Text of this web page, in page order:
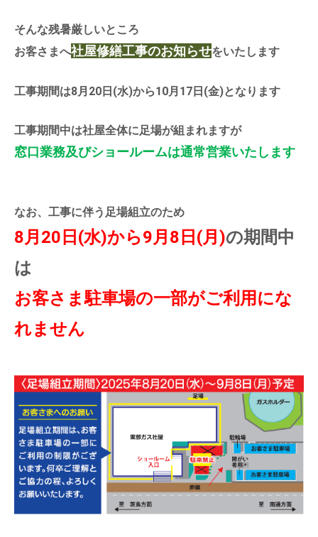
そんな残暑厳しいところ
お客さまへ社屋修繕工事のお知らせをいたします
工事期間は8月20日(水)から10月17日(金)となります
工事期間中は社屋全体に足場が組まれますが
窓口業務及びショールームは通常営業いたします
なお、工事に伴う足場組立のため
8月20日(水)から9月8日(月)の期間中
は
お客さま駐車場の一部がご利用にな
れません